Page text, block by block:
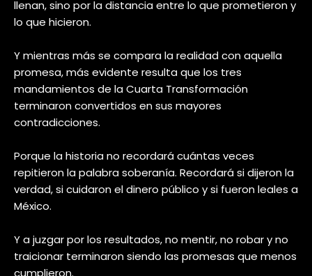
llenan, sino por la distancia entre lo que prometieron y
lo que hicieron.
Y mientras más se compara la realidad con aquella
promesa, más evidente resulta que los tres
mandamientos de la Cuarta Transformación
terminaron convertidos en sus mayores
contradicciones.
Porque la historia no recordará cuántas veces
repitieron la palabra soberanía. Recordará si dijeron la
verdad, si cuidaron el dinero público y si fueron leales a
México.
Y a juzgar por los resultados, no mentir, no robar y no
traicionar terminaron siendo las promesas que menos
cumplieron.